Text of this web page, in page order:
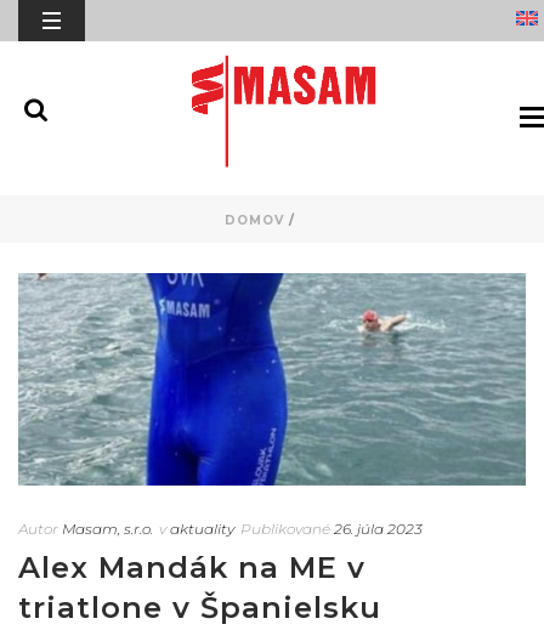
DOMOV /
Autor Masam, s.r.o. v aktuality Publikované 26. júla 2023
Alex Mandák na ME v
triatlone v Španielsku